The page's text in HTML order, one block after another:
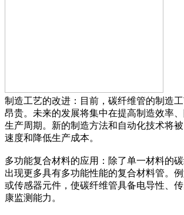
制造工艺的改进：目前，碳纤维管的制造
昂贵。未来的发展将集中在提高制造效率
生产周期。新的制造方法和自动化技术将
速度和降低生产成本。
多功能复合材料的应用：除了单一材料的
出现更多具有多功能性能的复合材料管。
或传感器元件，使碳纤维管具备电导性、
康监测能力。